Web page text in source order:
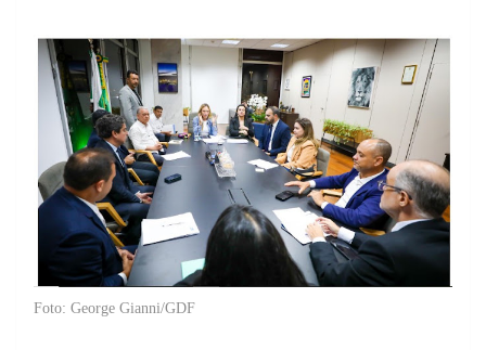
Foto: George Gianni/GDF